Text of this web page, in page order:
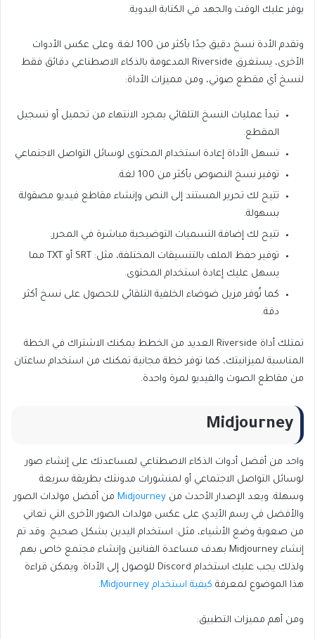
يوفر عليك الوقت والجهد في الكتابة اليدوية.
وتقدم الأدة نسخ دقيق جدًا بأكثر من 100 لغة. وعلى عكس الأدوات
الأخرى، يستغرق Riverside المدعومة بالذكاء الاصطناعي دقائق فقط
لنسخ أي مقطع صوتي، ومن مميزات الأداة:
تبدأ عمليات النسخ التلقائي بمجرد الانتهاء من تحميل أو تسجيل
المقطع.
تسهل الأداة إعادة استخدام المحتوى لوسائل التواصل الاجتماعي
توفير نسخ النصوص بأكثر من 100 لغة.
تتيح لك تحرير المستند إلى النص وإنشاء مقاطع فيديو مصقولة
بسهولة.
تتيح لك إضافة التسميات التوضيحية مباشرة في المحرر.
توفير حفظ الملف بالتنسيقات المختلفة، مثل: SRT أو TXT مما
يسهل عليك إعادة استخدام المحتوى.
كما تُوفر مزيل ضوضاء الخلفية التلقائي للحصول على نسخ أكثر
دقة.
تمتلك أداة Riverside العديد من الخطط يمكنك الاشتراك في الخطة
المناسبة لميزانيتك، كما توفر خطة مجانية تمكنك من استخدام ساعتان
من مقاطع الصوت والفيديو لمرة واحدة.
Midjourney
واحد من أفضل أدوات الذكاء الاصطناعي لمساعدتك على إنشاء صور
لوسائل التواصل الاجتماعي أو لمنشورات مدونتك بطريقة سريعة
وسهلة. ويعد الإصدار الأحدث من Midjourney من أفضل مولدات الصور
والأفضل في رسم الأيدي على عكس مولدات الصور الأخرى التي تعاني
من صعوبة وضع الأشياء، مثل: استخدام اليدين بشكل صحيح. وقد تم
إنشاء Midjourney بهدف مساعدة الفنانين وإنشاء مجتمع خاص بهم
ولذلك يجب عليك استخدام Discord للوصول إلى الأداة. ويمكن قراءة
هذا الموضوع لمعرفة كيفية استخدام Midjourney .
ومن أهم مميزات التطبيق: